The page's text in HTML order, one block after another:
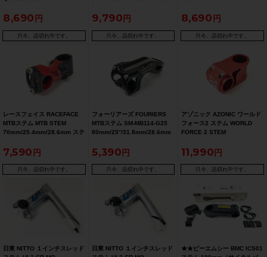
ム
8,690
只今、品切れ中です。
9,790
只今、品切れ中です。
ステム
8,690
只今、品切れ中です。
レースフェイス RACEFACE
MTBステム MTB STEM
70mm/25.4mm/28.6mm ステ
7,590
只今、品切れ中です。
フォーリアーズ FOURIERS
MTBステム SM-MB114-G25
80mm/25°/31.8mm/28.6mm
5,390
只今、品切れ中です。
アゾニック AZONIC ワールド
フォース2 ステム WORLD
FORCE 2 STEM
ム
11,990
只今、品切れ中です。
日東 NITTO １インチスレッド
日東 NITTO １インチスレッド
★★ビーエムシー BMC ICS01